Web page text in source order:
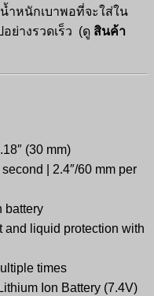
ำหนักเบาพอที่จะใส่ใน
ย่างรวดเร็ว (ดู สินค้า
(30 mm)
| 2.4″/60 mm per
battery
and liquid protection with
times
Ion Battery (7.4V)